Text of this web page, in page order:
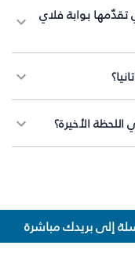
تقدّمها بوابة فلاي
الأخيرة؟
إلى بريدك مباشرة